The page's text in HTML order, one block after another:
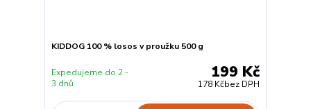
KIDDOG 100 % losos v proužku 500 g
199 Kč
178 Kčbez DPH
Expedujeme do 2 -
3 dnů